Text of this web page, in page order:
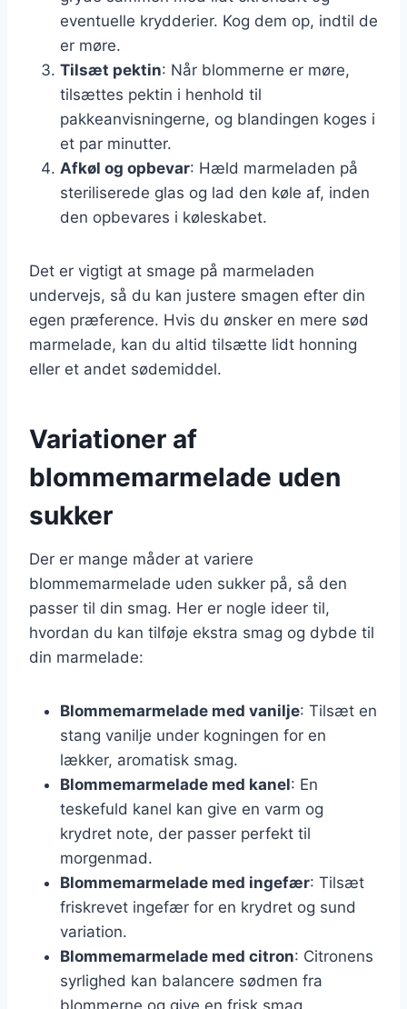
eventuelle krydderier. Kog dem op, indtil de
er møre.
Tilsæt pektin: Når blommerne er møre,
tilsættes pektin i henhold til
pakkeanvisningerne, og blandingen koges i
et par minutter.
Afkøl og opbevar: Hæld marmeladen på
steriliserede glas og lad den køle af, inden
den opbevares i køleskabet.
Det er vigtigt at smage på marmeladen
undervejs, så du kan justere smagen efter din
egen præference. Hvis du ønsker en mere sød
marmelade, kan du altid tilsætte lidt honning
eller et andet sødemiddel.
Variationer af
blommemarmelade uden
sukker
Der er mange måder at variere
blommemarmelade uden sukker på, så den
passer til din smag. Her er nogle ideer til,
hvordan du kan tilføje ekstra smag og dybde til
din marmelade:
Blommemarmelade med vanilje: Tilsæt en
stang vanilje under kogningen for en
lækker, aromatisk smag.
Blommemarmelade med kanel: En
teskefuld kanel kan give en varm og
krydret note, der passer perfekt til
morgenmad.
Blommemarmelade med ingefær: Tilsæt
friskrevet ingefær for en krydret og sund
variation.
Blommemarmelade med citron: Citronens
syrlighed kan balancere sødmen fra
blommerne og give en frisk smag.